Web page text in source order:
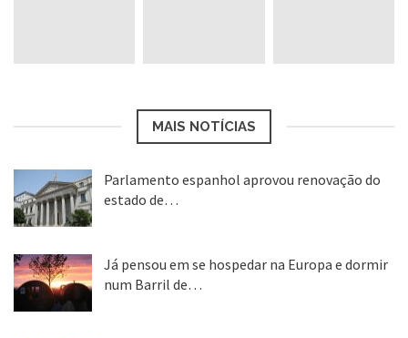
MAIS NOTÍCIAS
Parlamento espanhol aprovou renovação do
estado de…
Já pensou em se hospedar na Europa e dormir
num Barril de…